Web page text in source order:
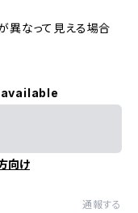
異なって見える場合
向け
通報する